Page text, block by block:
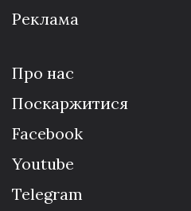
Реклама
Про нас
Поскаржитися
Facebook
Youtube
Telegram